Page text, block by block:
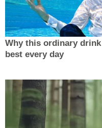
Why this ordinary
best every day